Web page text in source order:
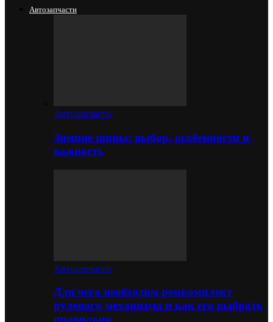
Автозапчасти
Автозапчасти
Зимние шины: выбор, особенности и
важность
Автозапчасти
Для чего необходим ремкомплект
рулевого механизма и как его выбрать
правильно